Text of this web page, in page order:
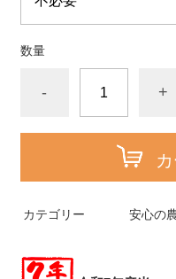
数量
- +
カテゴリー 安心の